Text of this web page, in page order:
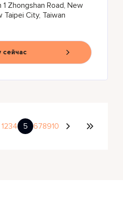
Zhongshan Road, New
Taipei City, Taiwan
сейчас
1234 5 678910